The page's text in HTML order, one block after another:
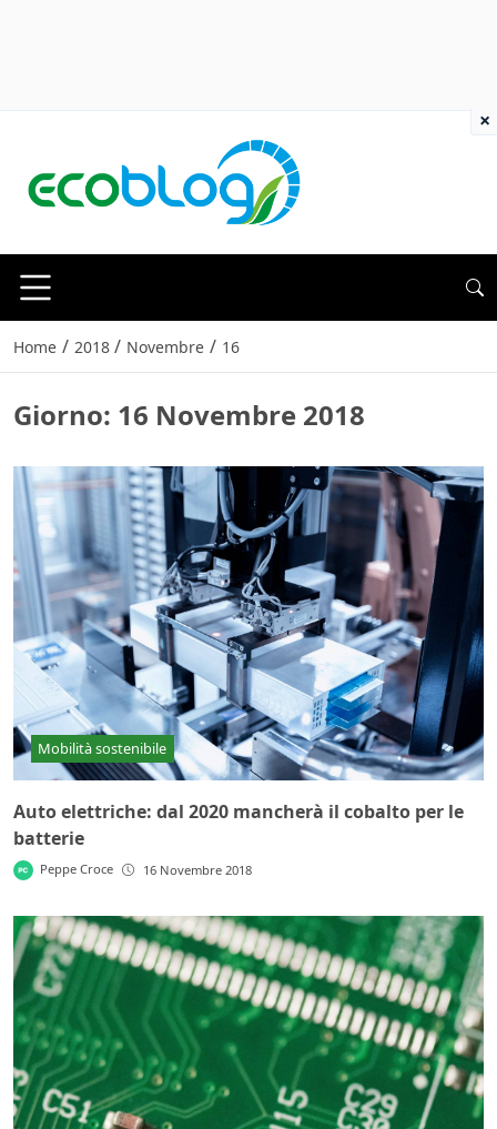
Home / 2018 / Novembre / 16
Giorno: 16 Novembre 2018
Mobilità sostenibile
Auto elettriche: dal 2020 mancherà il cobalto per le
batterie
Peppe Croce 16 Novembre 2018
×